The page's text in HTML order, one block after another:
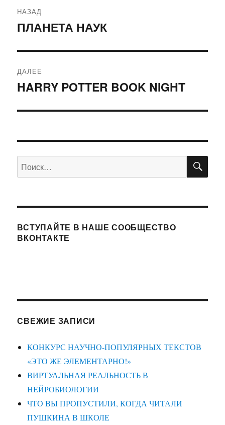
по
НАЗАД
Предыдущая
ПЛАНЕТА НАУК
ДАЛЕЕ
Следующая
HARRY POTTER BOOK NIGHT
Искать:
ВСТУПАЙТЕ В НАШЕ СООБЩЕСТВО
ВКОНТАКТЕ
СВЕЖИЕ ЗАПИСИ
КОНКУРС НАУЧНО-ПОПУЛЯРНЫХ ТЕКСТОВ
«ЭТО ЖЕ ЭЛЕМЕНТАРНО!»
ВИРТУАЛЬНАЯ РЕАЛЬНОСТЬ В
НЕЙРОБИОЛОГИИ
ЧТО ВЫ ПРОПУСТИЛИ, КОГДА ЧИТАЛИ
ПУШКИНА В ШКОЛЕ